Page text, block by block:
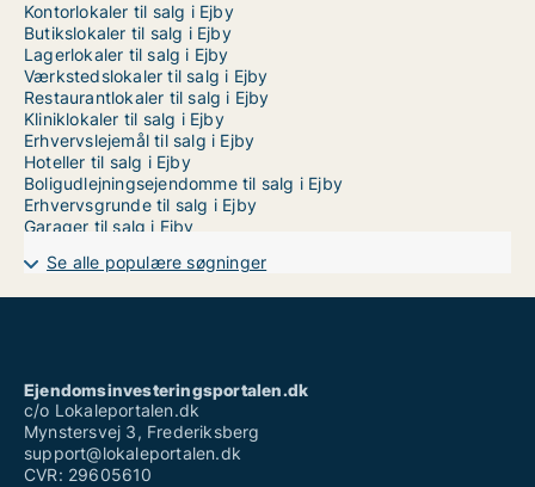
Kontorlokaler til salg i Ejby
Butikslokaler til salg i Ejby
Lagerlokaler til salg i Ejby
Værkstedslokaler til salg i Ejby
Restaurantlokaler til salg i Ejby
Kliniklokaler til salg i Ejby
Erhvervslejemål til salg i Ejby
Hoteller til salg i Ejby
Boligudlejningsejendomme til salg i Ejby
Erhvervsgrunde til salg i Ejby
Garager til salg i Ejby
Se alle populære søgninger
Ejendomsinvesteringsportalen.dk
c/o Lokaleportalen.dk
Mynstersvej 3, Frederiksberg
support@lokaleportalen.dk
CVR: 29605610